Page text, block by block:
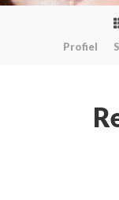
Profiel